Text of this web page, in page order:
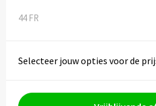
44 FR
Selecteer jouw opties voor de